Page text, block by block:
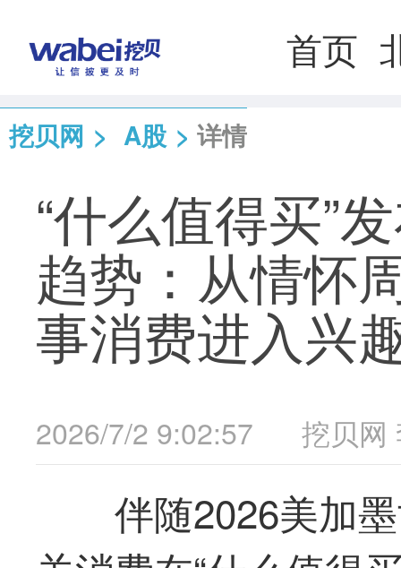
首页
挖贝网 > A股 > 详情
“什么值得买”
趋势：从情怀
事消费进入兴
2026/7/2 9:02:57 挖贝网
伴随2026美加